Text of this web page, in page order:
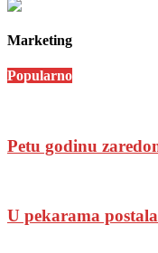
Marketing
Popularno
Petu godinu
U pekarama